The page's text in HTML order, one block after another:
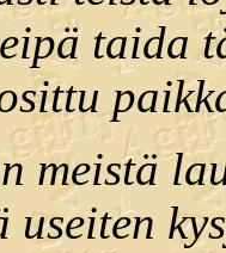
taida
meistä
useiten